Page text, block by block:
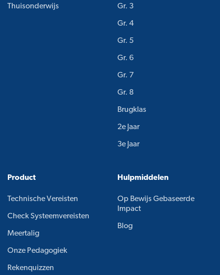
Thuisonderwijs Gr. 3
Gr. 4
Gr. 5
Gr. 6
Gr. 7
Gr. 8
Brugklas
2e Jaar
3e Jaar
Product
Technische Vereisten
Check Systeemvereisten
Meertalig
Onze Pedagogiek
Rekenquizzen
Hulpmiddelen
Op Bewijs Gebaseerde
Impact
Blog